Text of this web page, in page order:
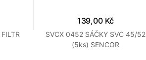
139,00 Kč
SVCX 0452 SÁČKY SVC 45/52
(5ks) SENCOR